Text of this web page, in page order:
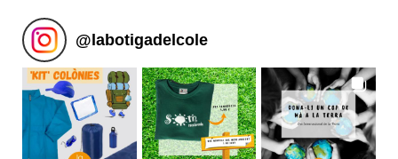
@labotigadelcole